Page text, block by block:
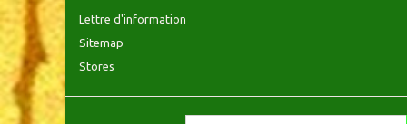
Lettre d'information
Sitemap
Stores